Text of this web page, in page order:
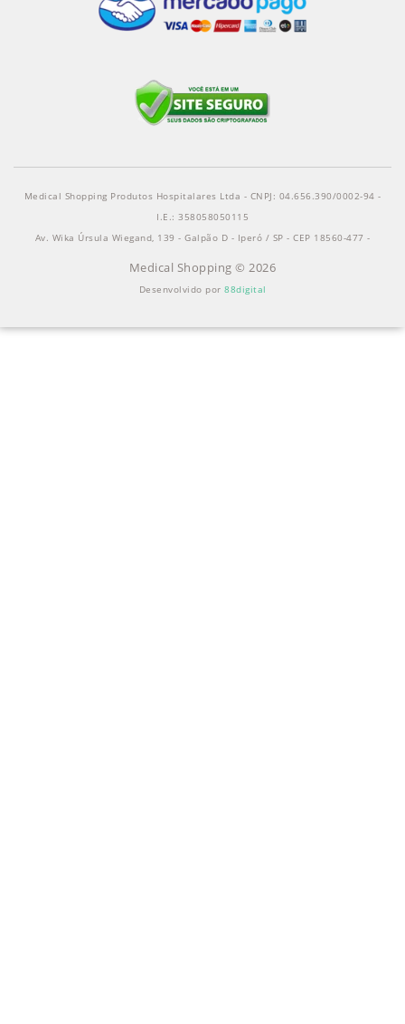
Medical Shopping Produtos Hospitalares Ltda - CNPJ: 04.656.390/0002-94 -
I.E.: 358058050115
Av. Wika Úrsula Wiegand, 139 - Galpão D - Iperó / SP - CEP 18560-477 -
Medical Shopping © 2026
Desenvolvido por 88digital